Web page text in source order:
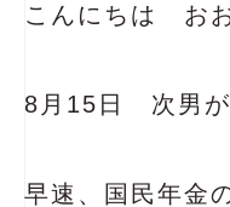
こんにちは お
8月15日 次男が
早速、国民年金